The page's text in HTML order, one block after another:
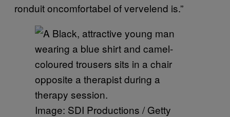
ronduit oncomfortabel of vervelend is.”
Image: SDI Productions / Getty